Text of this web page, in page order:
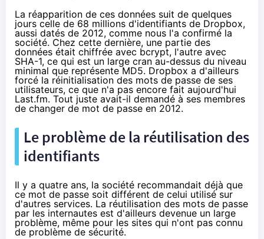
La réapparition de ces données suit de quelques
jours celle de 68 millions d'identifiants de Dropbox,
aussi datés de 2012, comme nous l'a confirmé la
société. Chez cette dernière, une partie des
données était chiffrée avec bcrypt, l'autre avec
SHA-1, ce qui est un large cran au-dessus du niveau
minimal que représente MD5. Dropbox a d'ailleurs
forcé la réinitialisation des mots de passe de ses
utilisateurs, ce que n'a pas encore fait aujourd'hui
Last.fm. Tout juste avait-il demandé à ses membres
de changer de mot de passe en 2012.
Le problème de la réutilisation des
identifiants
Il y a quatre ans, la société recommandait déjà que
ce mot de passe soit différent de celui utilisé sur
d'autres services. La réutilisation des mots de passe
par les internautes est d'ailleurs devenue un large
problème, même pour les sites qui n'ont pas connu
de problème de sécurité.